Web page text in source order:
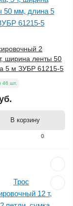
0
2
ширина ленты 50
5 м ЗУБР 61215-5
46 шт.
В корзину